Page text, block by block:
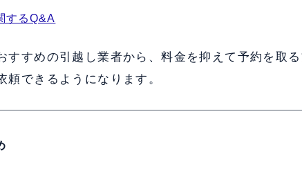
するQ&A
すすめの引越し業者から、料金を抑えて予約を取
頼できるようになります。